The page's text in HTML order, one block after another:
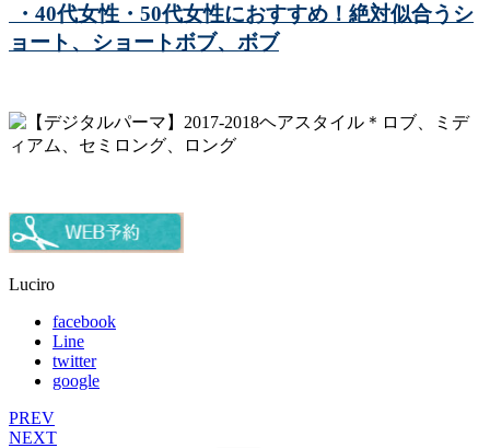
・40代女性・50代女性におすすめ！絶対似合うシ
ョート、ショートボブ、ボブ
Luciro
facebook
Line
twitter
google
PREV
NEXT